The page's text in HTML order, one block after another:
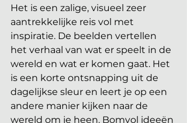
Het is een zalige, visueel zeer
aantrekkelijke reis vol met
inspiratie. De beelden vertellen
het verhaal van wat er speelt in de
wereld en wat er komen gaat. Het
is een korte ontsnapping uit de
dagelijkse sleur en leert je op een
andere manier kijken naar de
wereld om je heen. Bomvol ideeën